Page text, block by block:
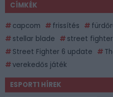
CÍMKÉK
capcom frissítés
stellar blade
street
Street Fighter 6 update
verekedős játék
ESPORT1 HÍREK